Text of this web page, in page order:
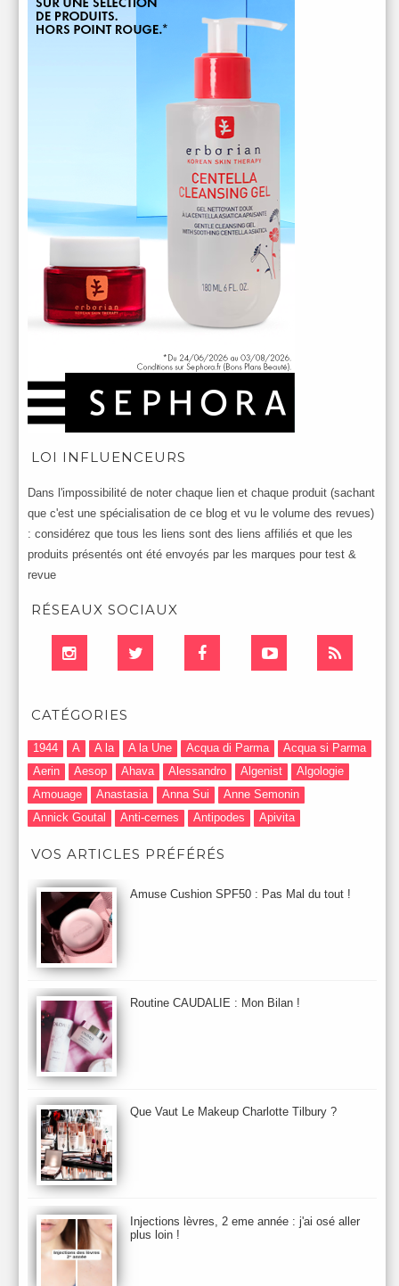
LOI INFLUENCEURS
Dans l'impossibilité de noter chaque lien et chaque produit (sachant
que c'est une spécialisation de ce blog et vu le volume des revues)
: considérez que tous les liens sont des liens affiliés et que les
produits présentés ont été envoyés par les marques pour test &
revue
RÉSEAUX SOCIAUX
CATÉGORIES
1944 A A la A la Une Acqua di Parma
Acqua si Parma
Aerin
Aesop Ahava Alessandro Algenist
Algologie
Amouage
Anastasia Anna Sui
Anne Semonin
Annick Goutal
Anti-cernes Antipodes
Apivita
Aurelia London
Aurelia Probiotic
AUTOMNE 2012
Automne 2013
Baija
Bain
BB et CC Crème
Beauty Relooking
Bio Mécanique du Vieillissement
Bioderma
Bioeffect
Biolage
Biotherm
Botanicals
Botimyst
Burberry
By Terry
chantecaille
Christophe Robin
CK Clarins Clarisonic
Cle de Peau
Clean Skin care
collection maquillage printemps 2011
Collections Maquillage ETE 2011
Crème & Sérum
Démaquillant & Nettoyant
Dolce & Gabbana
Dr. Renaud
VOS ARTICLES PRÉFÉRÉS
Amuse Cushion SPF50 : Pas Mal du tout !
Routine CAUDALIE : Mon Bilan !
Que Vaut Le Makeup Charlotte Tilbury ?
Injections lèvres, 2 eme année : j'ai osé aller
plus loin !